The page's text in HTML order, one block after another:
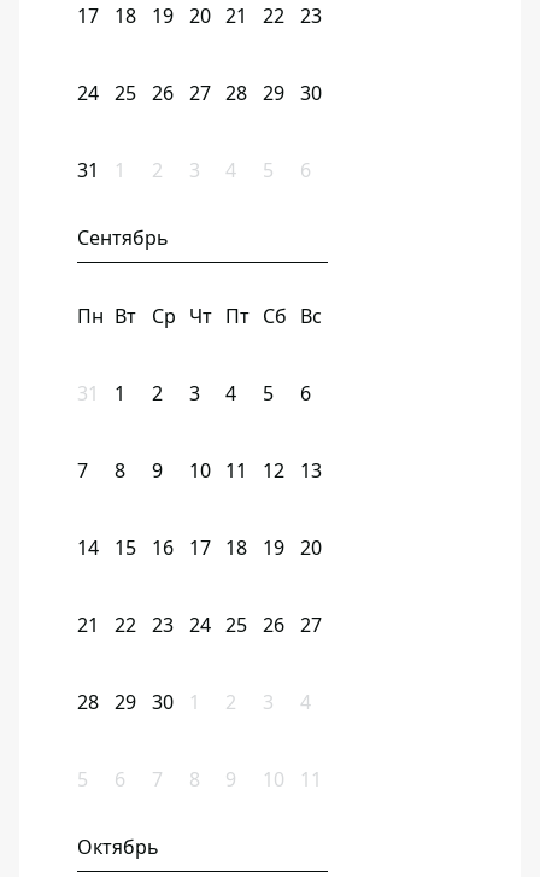
17 18 19 20 21 22 23
24 25 26 27 28 29 30
31 1 2 3 4 5 6
Сентябрь
Пн Вт Ср Чт Пт Сб Вс
31 1 2 3 4 5 6
7 8 9 10 11 12 13
14 15 16 17 18 19 20
21 22 23 24 25 26 27
28 29 30 1 2 3 4
5 6 7 8 9 10 11
Октябрь